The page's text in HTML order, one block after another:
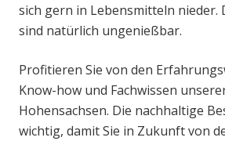
sich gern in Lebensmitteln nieder.
sind natürlich ungenießbar.
Profitieren Sie von den
Know-how und Fachwissen
Hohensachsen. Die nachhaltige
wichtig, damit Sie in Zukunft von